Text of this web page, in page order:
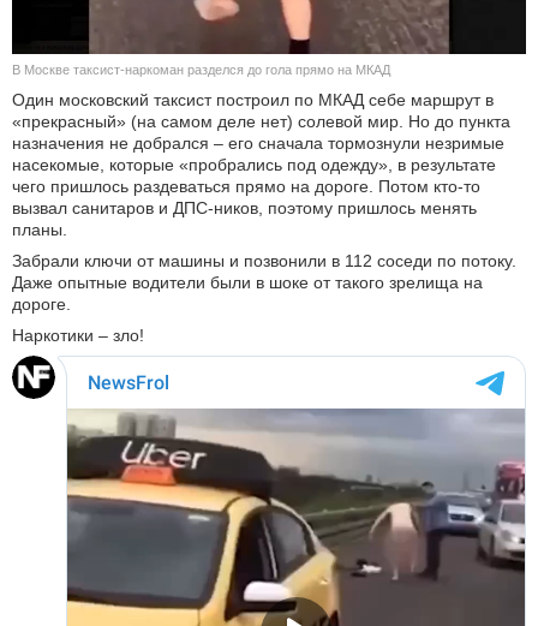
СПОРТ
АВТО И МОТО
ЭГОИЗМ
В Москве таксист-наркоман разделся до гола прямо на МКАД
Один московский таксист построил по МКАД себе маршрут в
«прекрасный» (на самом деле нет) солевой мир. Но до пункта
назначения не добрался – его сначала тормознули незримые
насекомые, которые «пробрались под одежду», в результате
чего пришлось раздеваться прямо на дороге. Потом кто-то
вызвал санитаров и ДПС-ников, поэтому пришлось менять
планы.
Забрали ключи от машины и позвонили в 112 соседи по потоку.
Даже опытные водители были в шоке от такого зрелища на
дороге.
Наркотики – зло!